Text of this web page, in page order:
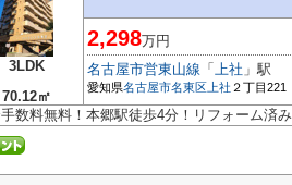
3LDK
70.12㎡
2,298万円
名古屋市営東山線 「 上社 」駅
愛知県名古屋市名東区 上社 ２丁目221
数料無料！本郷駅徒歩4分！リフォーム済み